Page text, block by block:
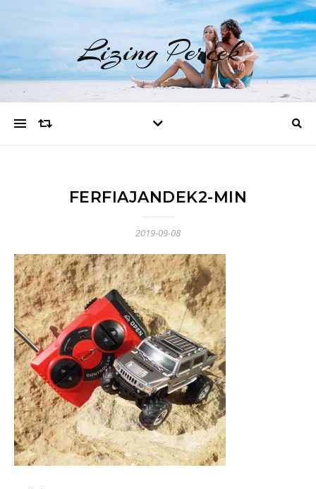
Lizing Percek
FERFIAJANDEK2-MIN
2019-09-08